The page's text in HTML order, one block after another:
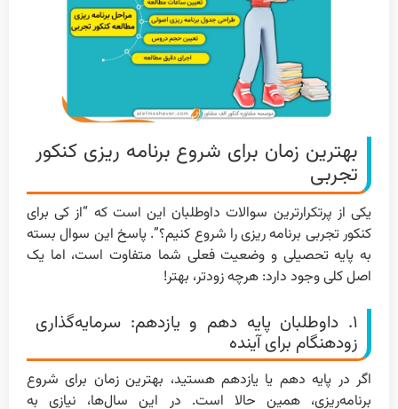
بهترین زمان برای شروع برنامه ریزی کنکور
تجربی
یکی از پرتکرارترین سوالات داوطلبان این است که “از کی برای
کنکور تجربی برنامه ریزی را شروع کنیم؟”. پاسخ این سوال بسته
به پایه تحصیلی و وضعیت فعلی شما متفاوت است، اما یک
اصل کلی وجود دارد: هرچه زودتر، بهتر!
۱. داوطلبان پایه دهم و یازدهم: سرمایه‌گذاری
زودهنگام برای آینده
اگر در پایه دهم یا یازدهم هستید، بهترین زمان برای شروع
برنامه‌ریزی، همین حالا است. در این سال‌ها، نیازی به